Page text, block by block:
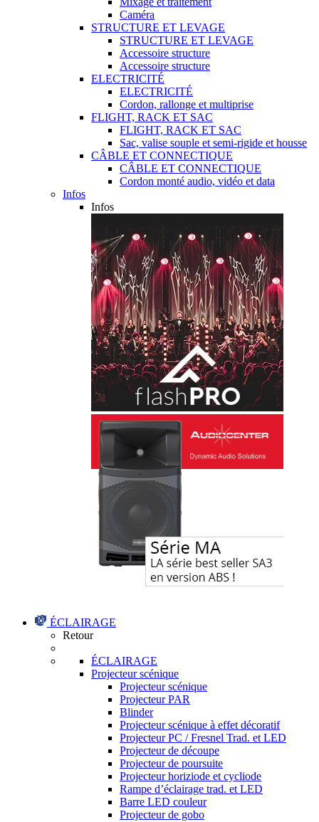
Caméra
STRUCTURE ET LEVAGE
STRUCTURE ET LEVAGE
Accessoire structure
Accessoire structure
ELECTRICITÉ
ELECTRICITÉ
Cordon, rallonge et multiprise
FLIGHT, RACK ET SAC
FLIGHT, RACK ET SAC
Sac, valise souple et semi-rigide et housse
CÂBLE ET CONNECTIQUE
CÂBLE ET CONNECTIQUE
Cordon monté audio, vidéo et data
Infos
Infos
ÉCLAIRAGE
Retour
ÉCLAIRAGE
Projecteur scénique
Projecteur scénique
Projecteur PAR
Blinder
Projecteur scénique à effet décoratif
Projecteur PC / Fresnel Trad. et LED
Projecteur de découpe
Projecteur de poursuite
Projecteur horiziode et cycliode
Rampe d’éclairage trad. et LED
Barre LED couleur
Projecteur de gobo